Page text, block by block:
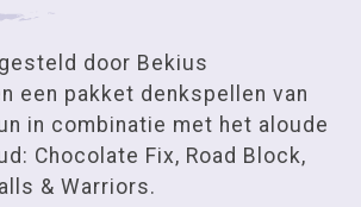
door Bekius
een pakket denkspellen van
in combinatie met het aloude
Chocolate Fix, Road Block,
& Warriors.